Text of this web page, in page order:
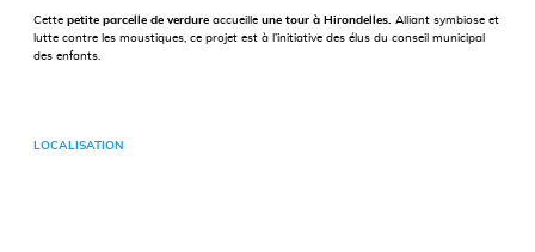
Cettepetite parcelle de verdure accueilleune tour à Hirondelles. Alliant symbiose et
lutte contre les moustiques, ce projet est à l’initiative des élus du conseil municipal
des enfants.
LOCALISATION